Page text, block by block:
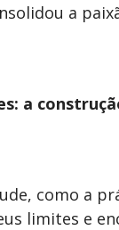
a
a
como a
limites e